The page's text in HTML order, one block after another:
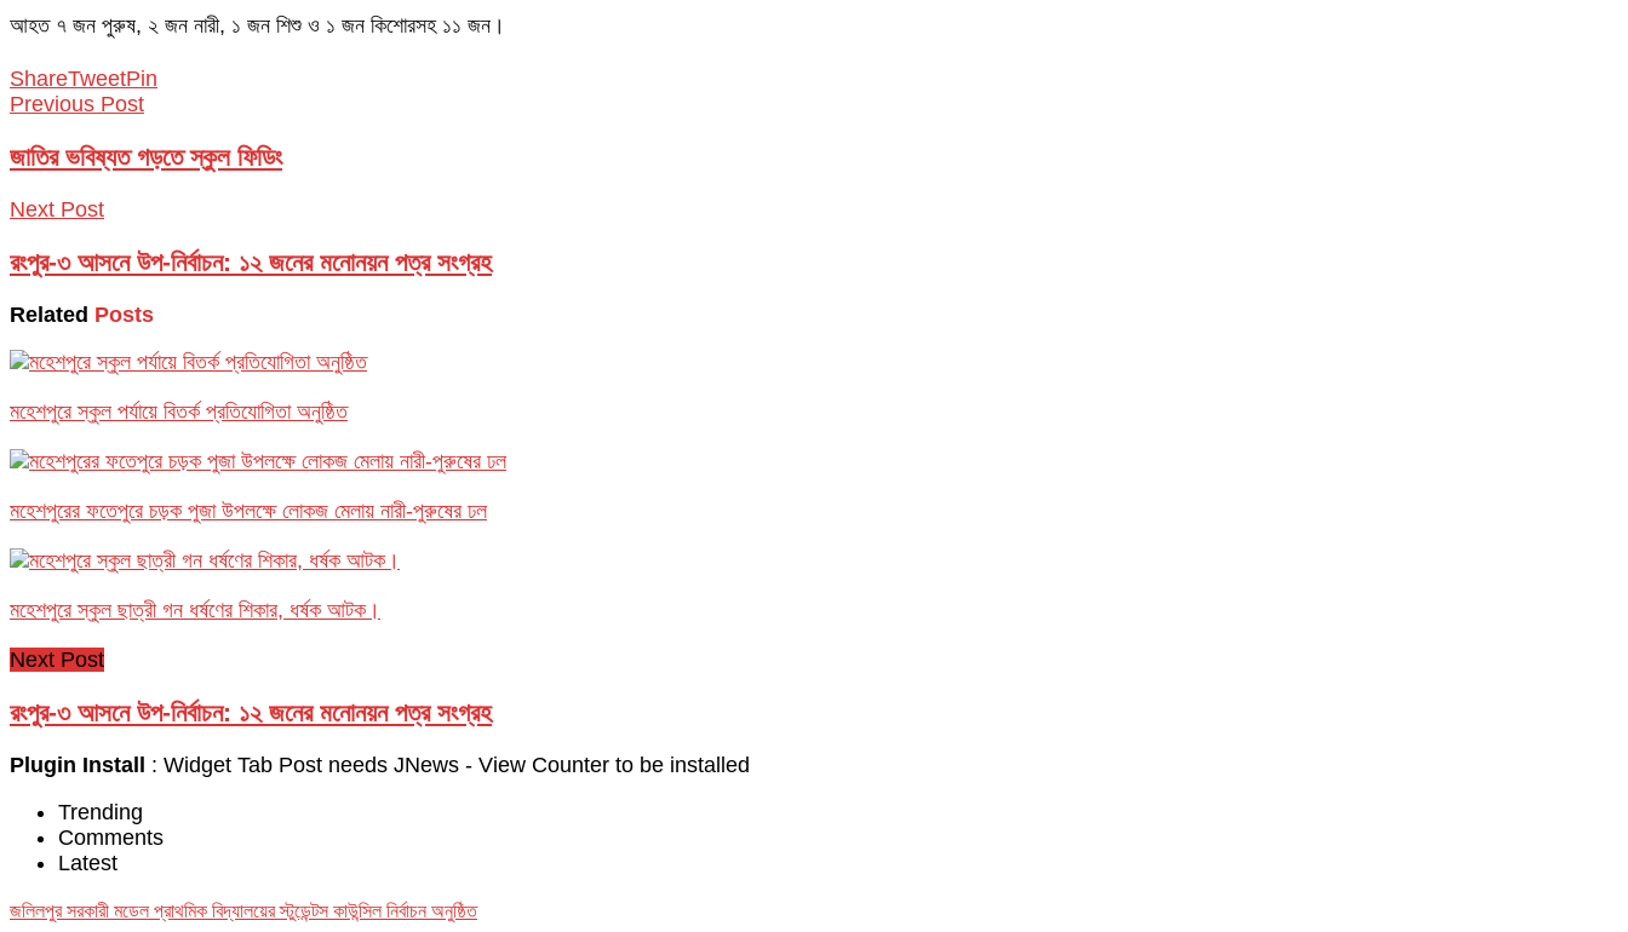
আহত ৭ জন পুরুষ, ২ জন নারী, ১ জন শিশু ও ১ জন কিশোরসহ ১১ জন।
ShareTweetPin
Previous Post
জাতির ভবিষ্যত গড়তে স্কুল ফিডিং
Next Post
রংপুর-৩ আসনে উপ-নির্বাচন: ১২ জনের মনোনয়ন পত্র সংগ্রহ
Related Posts
মহেশপুরে স্কুল পর্যায়ে বিতর্ক প্রতিযোগিতা অনুষ্ঠিত
মহেশপুরের ফতেপুরে চড়ক পুজা উপলক্ষে লোকজ মেলায় নারী-পুরুষের ঢল
মহেশপুরে স্কুল ছাত্রী গন ধর্ষণের শিকার, ধর্ষক আটক।
Next Post
রংপুর-৩ আসনে উপ-নির্বাচন: ১২ জনের মনোনয়ন পত্র সংগ্রহ
Plugin Install : Widget Tab Post needs JNews - View Counter to be installed
Trending
Comments
Latest
জলিলপুর সরকারী মডেল প্রাথমিক বিদ্যালয়ের স্টুডেন্টস কাউন্সিল নির্বাচন অনুষ্ঠিত